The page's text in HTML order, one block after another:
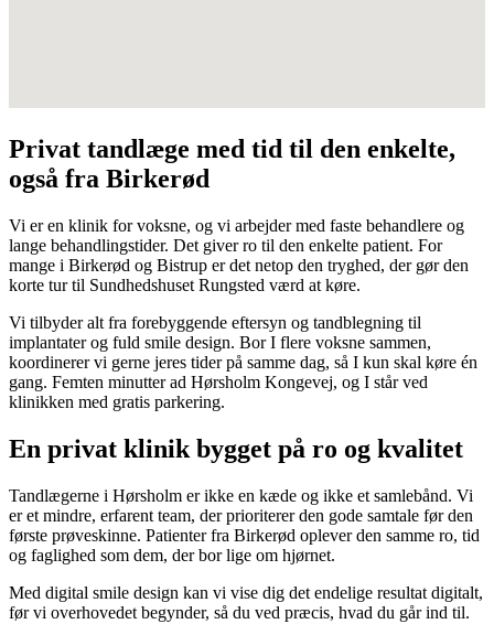
Privat tandlæge med tid til den enkelte,
også fra Birkerød
Vi er en klinik for voksne, og vi arbejder med faste behandlere og
lange behandlingstider. Det giver ro til den enkelte patient. For
mange i Birkerød og Bistrup er det netop den tryghed, der gør den
korte tur til Sundhedshuset Rungsted værd at køre.
Vi tilbyder alt fra forebyggende eftersyn og tandblegning til
implantater og fuld smile design. Bor I flere voksne sammen,
koordinerer vi gerne jeres tider på samme dag, så I kun skal køre én
gang. Femten minutter ad Hørsholm Kongevej, og I står ved
klinikken med gratis parkering.
En privat klinik bygget på ro og kvalitet
Tandlægerne i Hørsholm er ikke en kæde og ikke et samlebånd. Vi
er et mindre, erfarent team, der prioriterer den gode samtale før den
første prøveskinne. Patienter fra Birkerød oplever den samme ro, tid
og faglighed som dem, der bor lige om hjørnet.
Med digital smile design kan vi vise dig det endelige resultat digitalt,
før vi overhovedet begynder, så du ved præcis, hvad du går ind til.